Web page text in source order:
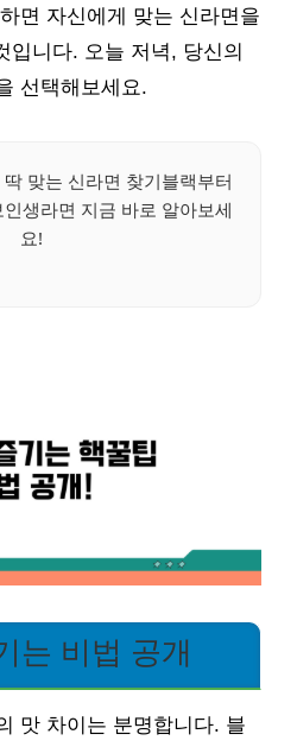
면 자신에게 맞는 신라면을
입니다. 오늘 저녁, 당신의
선택해보세요.
딱 맞는 신라면 찾기블랙부터
생라면 지금 바로 알아보세
요!
는 비법 공개
맛 차이는 분명합니다. 블